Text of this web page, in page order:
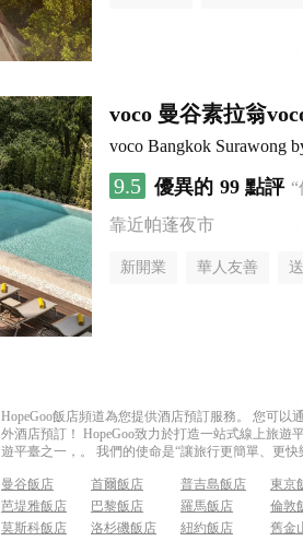
voco 曼谷素拉翁
voco Bangkok Surawong
9.5 優異的 99 點評
靠近帕蓬夜市
新開業 華人友善
HopeGoo飯店頻道為您提供酒店預訂服務。 您可
外酒店預訂！ HopeGoo致力於打造一站式線上旅
遊平臺之一，。 我們的使命是“讓旅行更簡單、更
曼谷飯店 首爾飯店 普吉島飯店
東京
芭堤雅飯店
巴黎飯店 羅馬飯店
倫敦
莫斯科飯店
洛杉磯飯店 紐約飯店
舊金